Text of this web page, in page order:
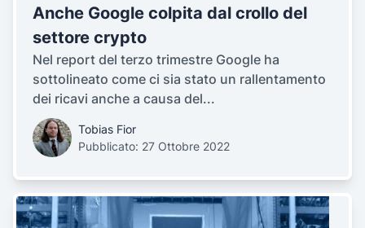
Anche Google colpita dal crollo del
settore crypto
Nel report del terzo trimestre Google ha
sottolineato come ci sia stato un rallentamento
dei ricavi anche a causa del...
Tobias Fior
Pubblicato: 27 Ottobre 2022